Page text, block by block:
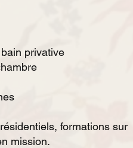
privative
formations sur
mission.